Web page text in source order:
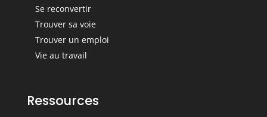
Se reconvertir
Trouver sa voie
Trouver un emploi
Vie au travail
Ressources